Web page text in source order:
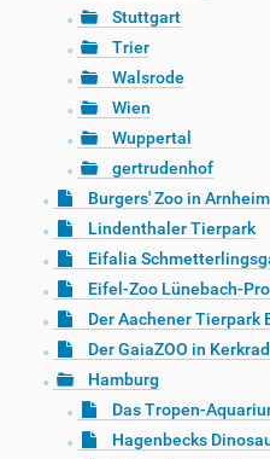
Stuttgart
Trier
Walsrode
Wien
Wuppertal
gertrudenhof
Burgers' Zoo in Arnheim
Lindenthaler Tierpark
Eifalia
Eifel-Zoo Lünebach-
Der Aachener Tierpark
Der GaiaZOO in
Hamburg
Das Tropen-
Hagenbecks